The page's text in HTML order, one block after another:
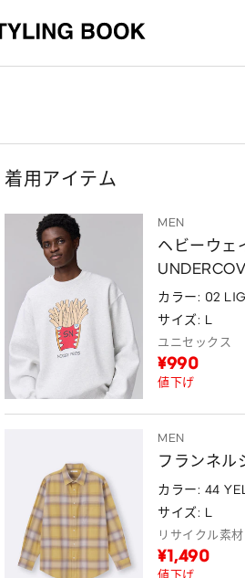
着用アイテム
MEN
ヘビーウェ
カラー: 02
サイズ: L
ユニセックス
¥990
値下げ
MEN
フランネル
カラー: 44
サイズ: L
リサイクル素材
¥1,490
値下げ